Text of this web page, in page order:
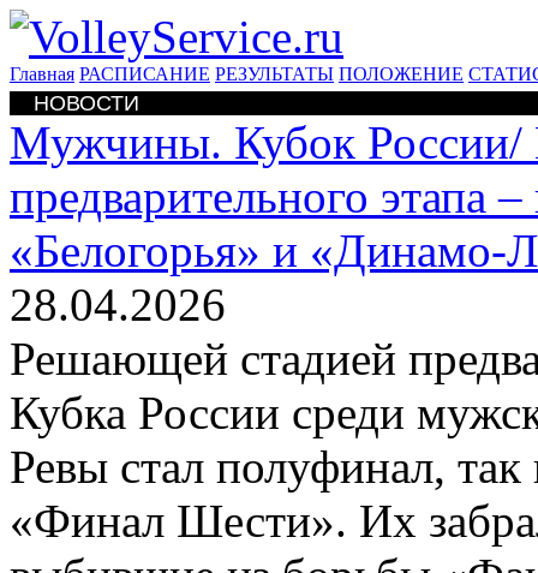
Главная РАСПИСАНИЕ РЕЗУЛЬТАТЫ ПОЛОЖЕНИЕ
НОВОСТИ
Мужчины. Кубок России/
предварительного этапа
«Белогорья» и «Динамо-
28.04.2026
Решающей стадией
Кубка России среди
Ревы стал полуфинал,
«Финал Шести». Их